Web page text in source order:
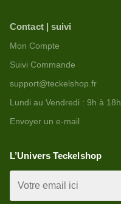
Contact | suivi
Mon Compte
Suivi Commande
support@teckelshop.fr
Lundi au Vendredi : 9h à 18h
Envoyer un e-mail
L’Univers Teckelshop